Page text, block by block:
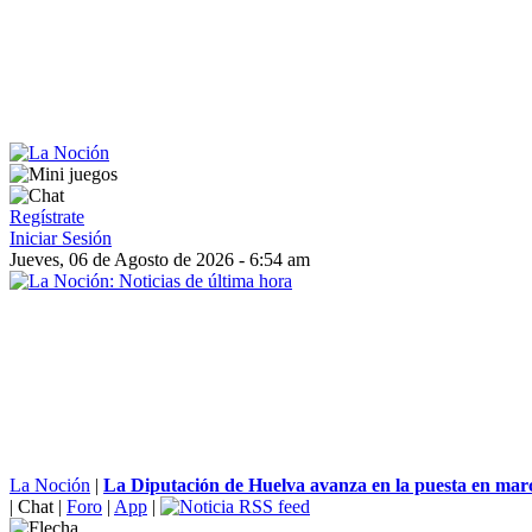
Regístrate
Iniciar Sesión
Jueves, 06 de Agosto de 2026 - 6:54 am
La Noción | La Diputación de Huelva avanza en la puesta en
| Chat | Foro | App |